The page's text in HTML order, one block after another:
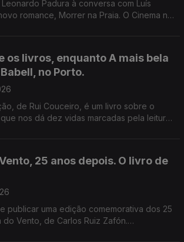
Padura à conversa com Luís
romance, Morrer na Praia. O Cinema n'A
os livros, enquanto A mais bela
no Porto.
de Rui Couceiro, é um livro sobre o
nos dá dez vidas marcadas pela leitura
do Festival Babell, que começa esta
o maior investimento de sempre no
literário, iniciativa da Livraria Lello.
25 anos depois. O livro de
publicar uma edição comemorativa dos 25
do Vento, de Carlos Ruiz Zafón.